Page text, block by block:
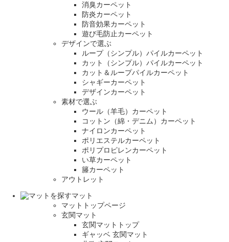
消臭カーペット
防炎カーペット
防音効果カーペット
遊び毛防止カーペット
デザインで選ぶ
ループ（シンプル）パイルカーペット
カット（シンプル）パイルカーペット
カット＆ループパイルカーペット
シャギーカーペット
デザインカーペット
素材で選ぶ
ウール（羊毛）カーペット
コットン（綿・デニム）カーペット
ナイロンカーペット
ポリエステルカーペット
ポリプロピレンカーペット
い草カーペット
籐カーペット
アウトレット
マット
マットトップページ
玄関マット
玄関マットトップ
ギャッベ 玄関マット